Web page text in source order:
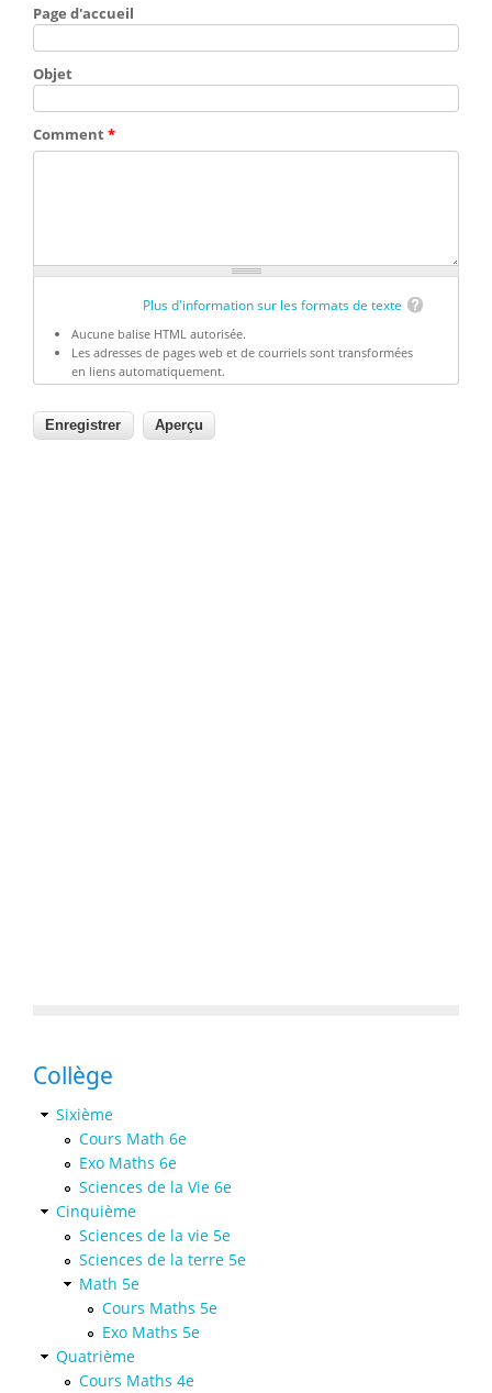
Page d'accueil
Objet
Comment*
Plus d'information sur les formats de texte
Aucune balise HTML autorisée.
Les adresses de pages web et de courriels sont transformées
en liens automatiquement.
Collège
Sixième
Cours Math 6e
Exo Maths 6e
Sciences de la Vie 6e
Cinquième
Sciences de la vie 5e
Sciences de la terre 5e
Math 5e
Cours Maths 5e
Exo Maths 5e
Quatrième
Cours Maths 4e